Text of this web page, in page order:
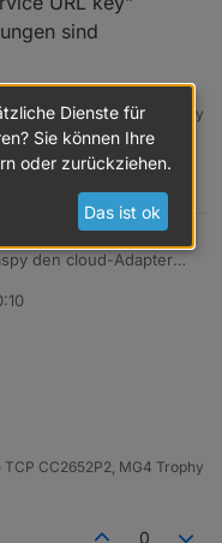
sind
CC2652P2, MG4 Trophy
den cloud-Adapter
cloud-Adapter bleibt
erfahren, das jetzt der
Also cloud-Adapter
CC2652P2, MG4 Trophy
0
Dienste für
Sie können Ihre
oder zurückziehen.
Das ist ok